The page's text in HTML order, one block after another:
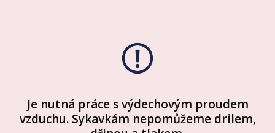
Je nutná práce s výdechovým proudem
vzduchu. Sykavkám nepomůžeme drilem,